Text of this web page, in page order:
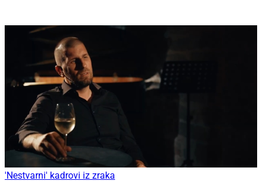
'Nestvarni' kadrovi iz zraka